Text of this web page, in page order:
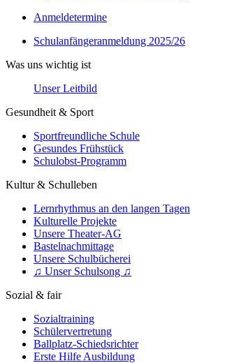
Anmeldetermine
Schulanfängeranmeldung 2025/26
Was uns wichtig ist
Unser Leitbild
Gesundheit & Sport
Sportfreundliche Schule
Gesundes Frühstück
Schulobst-Programm
Kultur & Schulleben
Lernrhythmus an den langen Tagen
Kulturelle Projekte
Unsere Theater-AG
Bastelnachmittage
Unsere Schulbücherei
♫ Unser Schulsong ♫
Sozial & fair
Sozialtraining
Schülervertretung
Ballplatz-Schiedsrichter
Erste Hilfe Ausbildung